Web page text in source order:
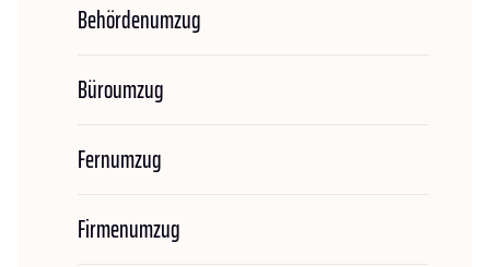
Behördenumzug
Büroumzug
Fernumzug
Firmenumzug